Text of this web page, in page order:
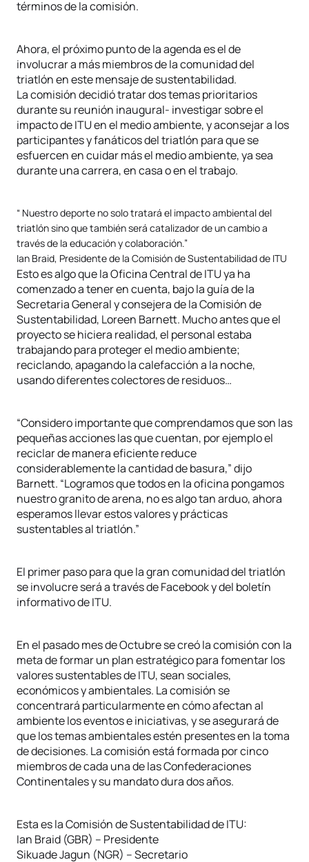
términos de la comisión.
Ahora, el próximo punto de la agenda es el de
involucrar a más miembros de la comunidad del
triatlón en este mensaje de sustentabilidad.
La comisión decidió tratar dos temas prioritarios
durante su reunión inaugural- investigar sobre el
impacto de ITU en el medio ambiente, y aconsejar a los
participantes y fanáticos del triatlón para que se
esfuercen en cuidar más el medio ambiente, ya sea
durante una carrera, en casa o en el trabajo.
“ Nuestro deporte no solo tratará el impacto ambiental del
triatlón sino que también será catalizador de un cambio a
través de la educación y colaboración.”
Ian Braid, Presidente de la Comisión de Sustentabilidad de ITU
Esto es algo que la Oficina Central de ITU ya ha
comenzado a tener en cuenta, bajo la guía de la
Secretaria General y consejera de la Comisión de
Sustentabilidad, Loreen Barnett. Mucho antes que el
proyecto se hiciera realidad, el personal estaba
trabajando para proteger el medio ambiente;
reciclando, apagando la calefacción a la noche,
usando diferentes colectores de residuos…
“Considero importante que comprendamos que son las
pequeñas acciones las que cuentan, por ejemplo el
reciclar de manera eficiente reduce
considerablemente la cantidad de basura,” dijo
Barnett. “Logramos que todos en la oficina pongamos
nuestro granito de arena, no es algo tan arduo, ahora
esperamos llevar estos valores y prácticas
sustentables al triatlón.”
El primer paso para que la gran comunidad del triatlón
se involucre será a través de Facebook y del boletín
informativo de ITU.
En el pasado mes de Octubre se creó la comisión con la
meta de formar un plan estratégico para fomentar los
valores sustentables de ITU, sean sociales,
económicos y ambientales. La comisión se
concentrará particularmente en cómo afectan al
ambiente los eventos e iniciativas, y se asegurará de
que los temas ambientales estén presentes en la toma
de decisiones. La comisión está formada por cinco
miembros de cada una de las Confederaciones
Continentales y su mandato dura dos años.
Esta es la Comisión de Sustentabilidad de ITU:
Ian Braid (GBR) – Presidente
Sikuade Jagun (NGR) – Secretario